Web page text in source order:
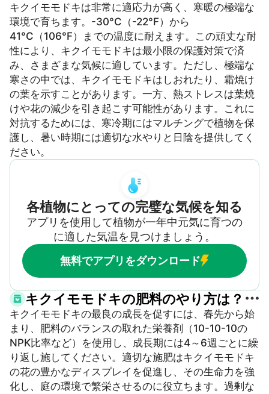
キクイモモドキは非常に適応力が高く、寒暖の極端な
環境で育ちます。-30°C（-22°F）から
41°C（106°F）までの温度に耐えます。この頑丈な耐
性により、キクイモモドキは最小限の保護対策で済
み、さまざまな気候に適しています。ただし、極端な
寒さの中では、キクイモモドキはしおれたり、霜焼け
の葉を示すことがあります。一方、熱ストレスは葉焼
けや花の減少を引き起こす可能性があります。これに
対抗するためには、寒冷期にはマルチングで植物を保
護し、暑い時期には適切な水やりと日陰を提供してく
ださい。
各植物にとっての完璧な気候を知る
アプリを使用して植物が一年中元気に育つの
に適した気温を見つけましょう。
無料でアプリをダウンロード
キクイモモドキの肥料のやり方は？
キクイモモドキの最良の成長を促すには、春先から始
まり、肥料のバランスの取れた栄養剤（10-10-10の
NPK比率など）を使用し、成長期には4～6週ごとに繰
り返し施してください。適切な施肥はキクイモモドキ
の花の豊かなディスプレイを促進し、その生命力を強
化し、庭の環境で繁栄させるのに役立ちます。過剰な